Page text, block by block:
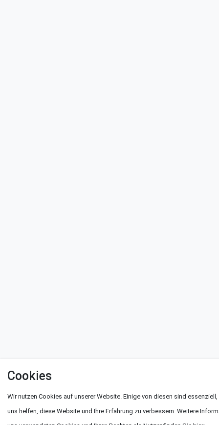
Cookies
Wir nutzen Cookies auf unserer Website. Einige von diesen sind
uns helfen, diese Website und Ihre Erfahrung zu verbessern. Weitere